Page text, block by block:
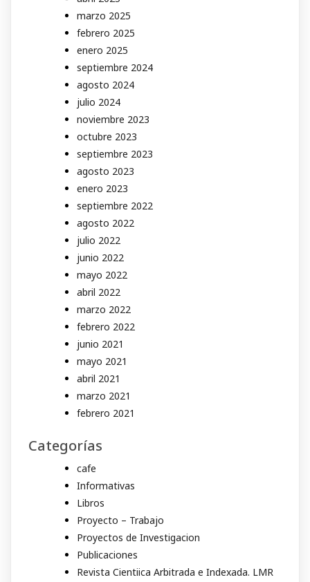
marzo 2025
febrero 2025
enero 2025
septiembre 2024
agosto 2024
julio 2024
noviembre 2023
octubre 2023
septiembre 2023
agosto 2023
enero 2023
septiembre 2022
agosto 2022
julio 2022
junio 2022
mayo 2022
abril 2022
marzo 2022
febrero 2022
junio 2021
mayo 2021
abril 2021
marzo 2021
febrero 2021
Categorías
cafe
Informativas
Libros
Proyecto – Trabajo
Proyectos de Investigacion
Publicaciones
Revista Cientiica Arbitrada e Indexada. LMR